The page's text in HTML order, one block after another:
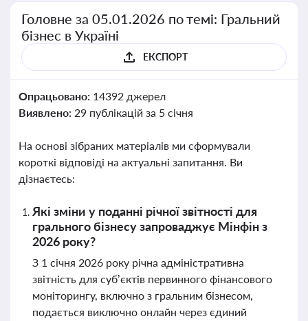
Головне за 05.01.2026 по темі: Гральний
бізнес в Україні
ЕКСПОРТ
Опрацьовано: 14392 джерел
Виявлено: 29 публікацій за 5 січня
На основі зібраних матеріалів ми сформували
короткі відповіді на актуальні запитання. Ви
дізнаєтесь:
Які зміни у поданні річної звітності для
грального бізнесу запроваджує Мінфін з
2026 року?
З 1 січня 2026 року річна адміністративна
звітність для суб’єктів первинного фінансового
моніторингу, включно з гральним бізнесом,
подається виключно онлайн через єдиний